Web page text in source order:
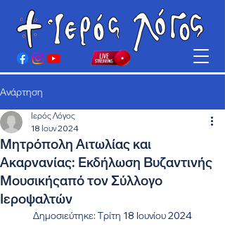
Ανάρτηση
Μητρόπολη Αιτωλίας και
Ακαρνανίας: Εκδήλωση Βυζαντινής
Μουσικήςαπό τον Σύλλογο
Ιεροψαλτών
Ιερός Λόγος
18 Ιουν 2024
Δημοσιεύτηκε: Τρίτη 18 Ιουνίου 2024